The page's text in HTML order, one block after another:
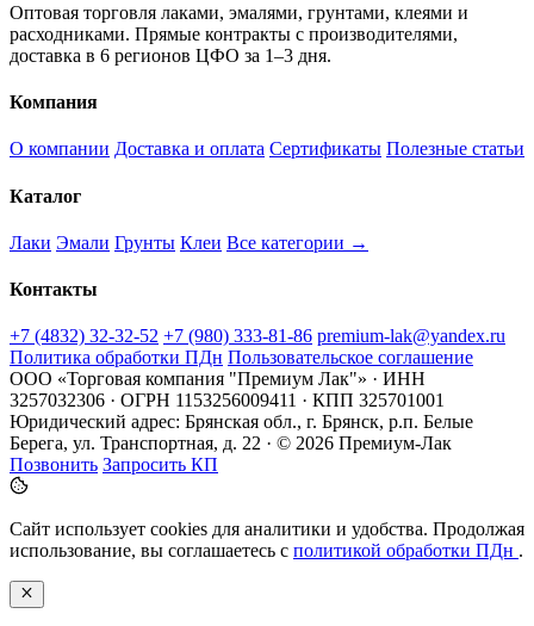
Оптовая торговля лаками, эмалями, грунтами, клеями и
расходниками. Прямые контракты с производителями,
доставка в 6 регионов ЦФО за 1–3 дня.
Компания
О компании Доставка и оплата Сертификаты Полезные статьи
Каталог
Лаки Эмали Грунты Клеи Все категории →
Контакты
+7 (4832) 32-32-52 +7 (980) 333-81-86 premium-lak@yandex.ru
Политика обработки ПДн Пользовательское соглашение
ООО «Торговая компания "Премиум Лак"» · ИНН
3257032306 · ОГРН 1153256009411 · КПП 325701001
Юридический адрес: Брянская обл., г. Брянск, р.п. Белые
Берега, ул. Транспортная, д. 22 · © 2026 Премиум-Лак
Позвонить Запросить КП
Сайт использует cookies для аналитики и удобства. Продолжая
использование, вы соглашаетесь с политикой обработки ПДн .